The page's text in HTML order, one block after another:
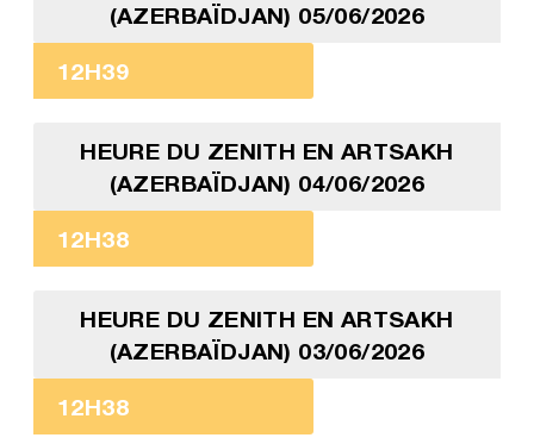
(AZERBAÏDJAN) 05/06/2026
12H39
HEURE DU ZENITH EN ARTSAKH
(AZERBAÏDJAN) 04/06/2026
12H38
HEURE DU ZENITH EN ARTSAKH
(AZERBAÏDJAN) 03/06/2026
12H38